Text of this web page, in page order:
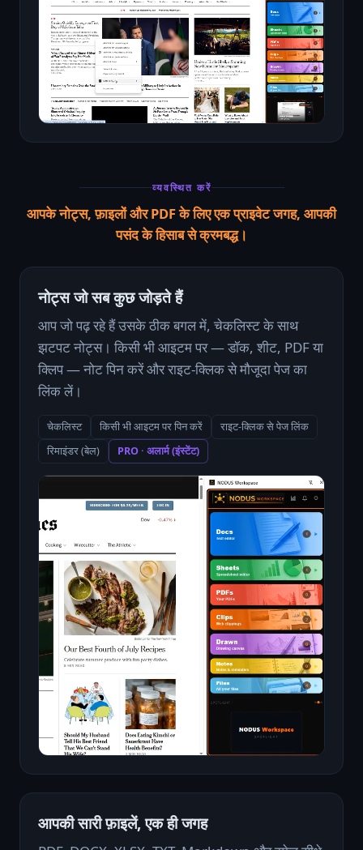
व्यवस्थित करें
आपके नोट्स, फ़ाइलों और PDF के लिए एक प्राइवेट जगह, आपकी
पसंद के हिसाब से क्रमबद्ध।
नोट्स जो सब कुछ जोड़ते हैं
आप जो पढ़ रहे हैं उसके ठीक बगल में, चेकलिस्ट के साथ
झटपट नोट्स। किसी भी आइटम पर — डॉक, शीट, PDF या
क्लिप — नोट पिन करें और राइट-क्लिक से मौजूदा पेज का
लिंक लें।
चेकलिस्ट किसी भी आइटम पर पिन करें
राइट-क्लिक से पेज लिंक
रिमाइंडर (बेल)
PRO · अलार्म (इंस्टेंट)
आपकी सारी फ़ाइलें, एक ही जगह